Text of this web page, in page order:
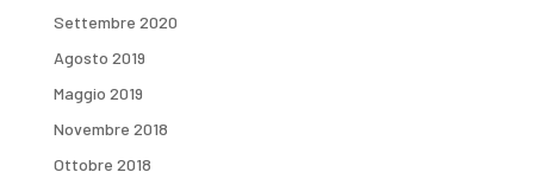
Settembre 2020
Agosto 2019
Maggio 2019
Novembre 2018
Ottobre 2018